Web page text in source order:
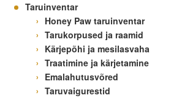
Taruinventar
Honey Paw taruinventar
Tarukorpused ja raamid
Kärjepõhi ja mesilasvaha
Traatimine ja kärjetamine
Emalahutusvõred
Taruvaigurestid